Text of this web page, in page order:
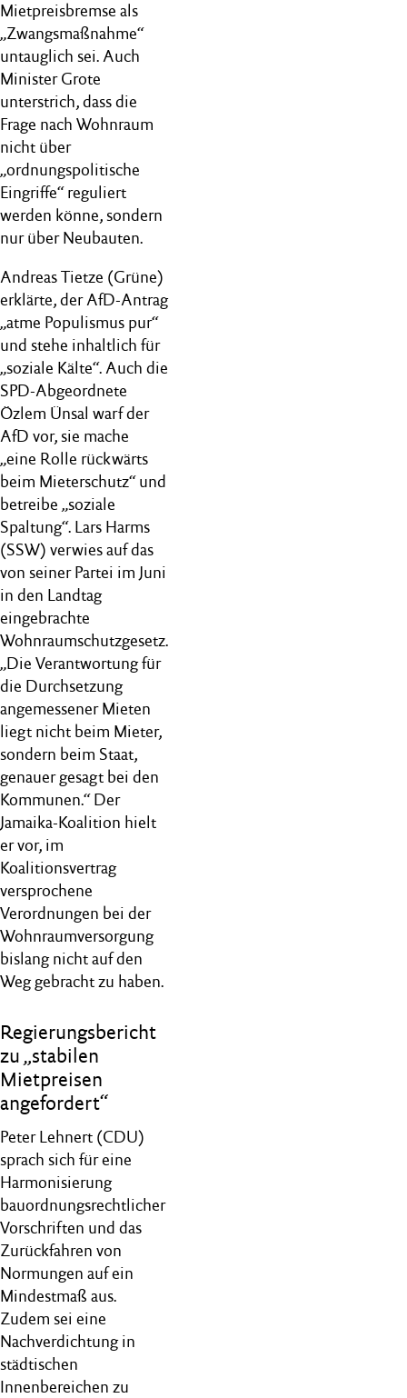
Mietpreisbremse als
„Zwangsmaßnahme“
untauglich sei. Auch
Minister Grote
unterstrich, dass die
Frage nach Wohnraum
nicht über
„ordnungspolitische
Eingriffe“ reguliert
werden könne, sondern
nur über Neubauten.
Andreas Tietze (Grüne)
erklärte, der AfD-Antrag
„atme Populismus pur“
und stehe inhaltlich für
„soziale Kälte“. Auch die
SPD-Abgeordnete
Özlem Ünsal warf der
AfD vor, sie mache
„eine Rolle rückwärts
beim Mieterschutz“ und
betreibe „soziale
Spaltung“. Lars Harms
(SSW) verwies auf das
von seiner Partei im Juni
in den Landtag
eingebrachte
Wohnraumschutzgesetz.
„Die Verantwortung für
die Durchsetzung
angemessener Mieten
liegt nicht beim Mieter,
sondern beim Staat,
genauer gesagt bei den
Kommunen.“ Der
Jamaika-Koalition hielt
er vor, im
Koalitionsvertrag
versprochene
Verordnungen bei der
Wohnraumversorgung
bislang nicht auf den
Weg gebracht zu haben.
Regierungsbericht
zu „stabilen
Mietpreisen
angefordert“
Peter Lehnert (CDU)
sprach sich für eine
Harmonisierung
bauordnungsrechtlicher
Vorschriften und das
Zurückfahren von
Normungen auf ein
Mindestmaß aus.
Zudem sei eine
Nachverdichtung in
städtischen
Innenbereichen zu